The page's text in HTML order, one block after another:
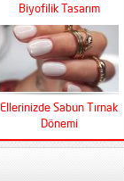
Biyofilik Tasarım
Devrimi
Ellerinizde Sabun Tırnak
Dönemi